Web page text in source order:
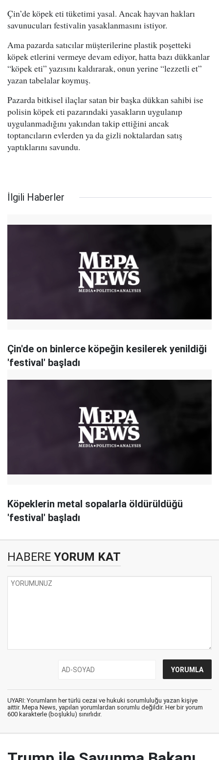
Çin’de köpek eti tüketimi yasal. Ancak hayvan hakları
savunucuları festivalin yasaklanmasını istiyor.
Ama pazarda satıcılar müşterilerine plastik poşetteki
köpek etlerini vermeye devam ediyor, hatta bazı dükkanlar
“köpek eti” yazısını kaldırarak, onun yerine “lezzetli et”
yazan tabelalar koymuş.
Pazarda bitkisel ilaçlar satan bir başka dükkan sahibi ise
polisin köpek eti pazarındaki yasakların uygulanıp
uygulanmadığını yakından takip ettiğini ancak
toptancıların evlerden ya da gizli noktalardan satış
yaptıklarını savundu.
İlgili Haberler
Çin'de on binlerce köpeğin kesilerek yenildiği
'festival' başladı
Köpeklerin metal sopalarla öldürüldüğü
'festival' başladı
HABERE YORUM KAT
UYARI: Yorumların her türlü cezai ve hukuki sorumluluğu yazan kişiye
aittir. Mepa News, yapılan yorumlardan sorumlu değildir. Her bir yorum
600 karakterle (boşluklu) sınırlıdır.